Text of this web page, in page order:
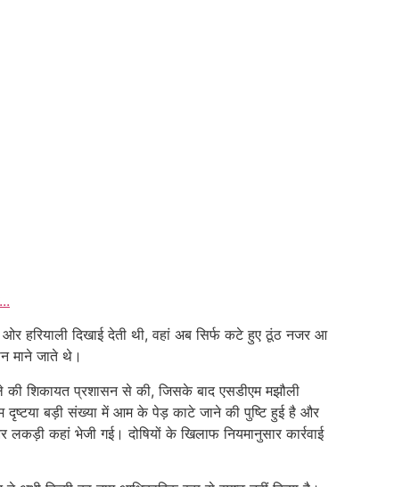
हरियाली दिखाई देती थी, वहां अब सिर्फ कटे हुए ठूंठ नजर आ
माने जाते थे।
की शिकायत प्रशासन से की, जिसके बाद एसडीएम मझौली
दृष्टया बड़ी संख्या में आम के पेड़ काटे जाने की पुष्टि हुई है और
कहां भेजी गई। दोषियों के खिलाफ नियमानुसार कार्रवाई